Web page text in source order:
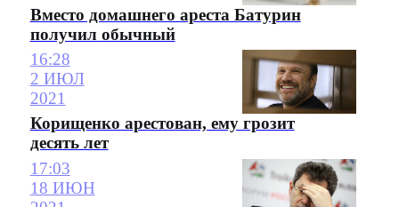
Вместо домашнего ареста Батурин
получил обычный
16:28
2 ИЮЛ
2021
Корищенко арестован, ему грозит
десять лет
17:03
18 ИЮН